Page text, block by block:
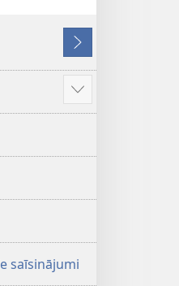
Nākamais
Parādīt
vairāk
saīsinājumi